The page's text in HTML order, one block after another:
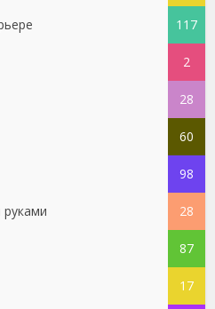
117
2
28
60
98
28
87
17